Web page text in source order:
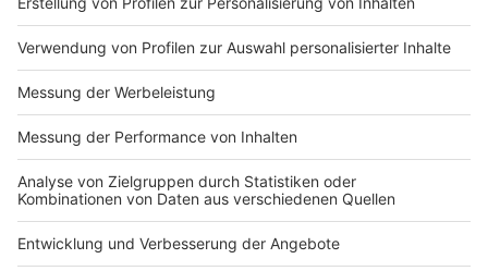
Bei euch läuft das Radio in der Küche, bei uns die
Küche im Radio. Starkoch Nelson Müller lädt uns
exklusiv in seinen Kitchen Club ein. Ab sofort versorgt
er uns täglich mit raffinierten Rezepten zum
Nachkochen oder Nachkochen lassen. Nelson nimmt
uns mit in seine Küche und weiht uns in die
Geheimnisse eines bekannten Profikochs ein. Der
Gourmets und Gourmüsen. Für alle von euch, die